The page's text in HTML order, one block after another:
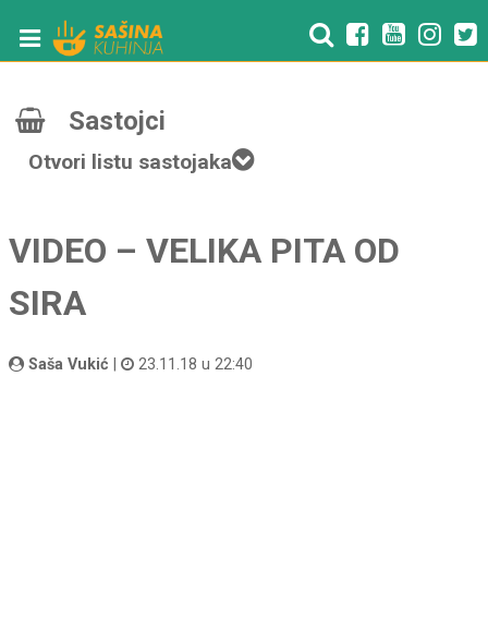
Sastojci
Otvori listu sastojaka
VIDEO – VELIKA PITA OD
SIRA
Saša Vukić 23.11.18 u 22:40